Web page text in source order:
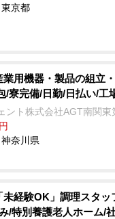
京都
業用機器・製品の組立
/寮完備/日勤/日払い/工
ント株式会社AGT南関東
奈川県
未経験OK」調理スタッ
/特別養護老人ホーム/